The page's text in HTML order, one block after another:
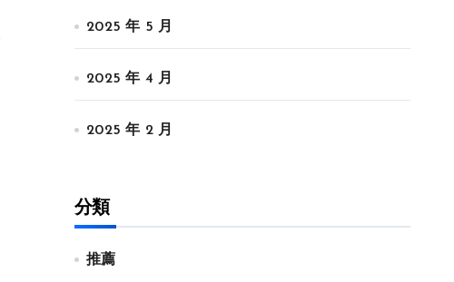
2025 年 5 月
2025 年 4 月
2025 年 2 月
分類
推薦